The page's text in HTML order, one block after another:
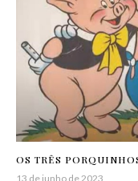
OS TRÊS
13 de junho de 2023